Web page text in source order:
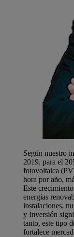
Según nuestro
2019, para el
fotovoltaica
hora por año,
Este
energías
instalaciones,
y Inversión
tanto, este tipo
fortalece